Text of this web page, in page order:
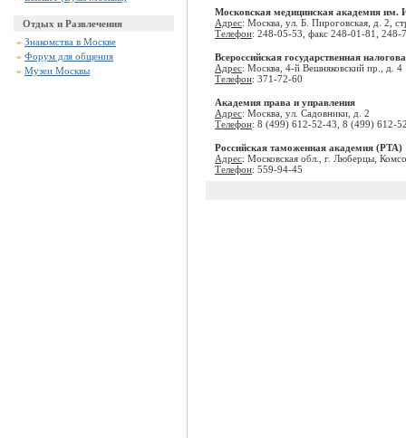
Отдых и Развлечения
» Знакомства в Москве
» Форум для общения
» Музеи Москвы
Московская медицинская академия им.
Адрес: Москва, ул. Б. Пироговская, д. 2,
Телефон: 248-05-53, факс 248-01-81,
Всероссийская государственная
Адрес: Москва, 4-й Вешняковский пр., д. 4
Телефон: 371-72-60
Академия права и управления
Адрес: Москва, ул. Садовники, д. 2
Телефон: 8 (499) 612-52-43, 8 (499) 612-
Российская таможенная академия (РТА)
Адрес: Московская обл., г. Люберцы,
Телефон: 559-94-45